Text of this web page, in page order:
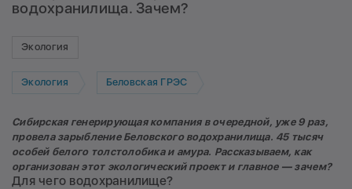
водохранилища. Зачем?
Экология
Экология Беловская ГРЭС
Сибирская генерирующая компания в очередной, уже 9 раз,
провела зарыбление Беловского водохранилища. 45 тысяч
особей белого толстолобика и амура. Рассказываем, как
организован этот экологический проект и главное — зачем?
Для чего водохранилище?